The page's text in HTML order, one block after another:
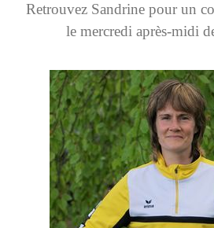
Retrouvez Sandrine pour un
le mercredi après-midi